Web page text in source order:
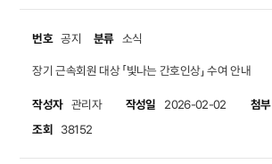
번호 공지 분류 소식
장기 근속회원 대상 「빛나는 간호인상」 수여 안내
작성자 관리자 작성일 2026-02-02
첨부
조회 38152